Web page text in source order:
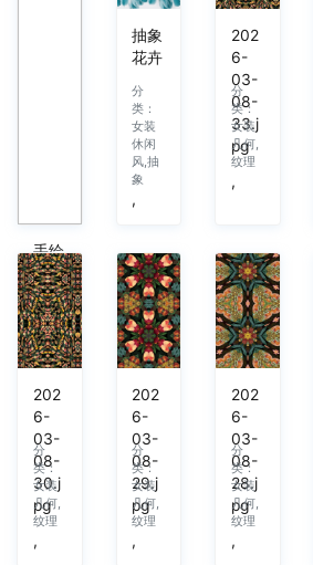
手绘
水彩
分
类：
女装
休闲
,
抽象
花卉
分
类：
女装
休闲
风,抽
象
,
202
6-
03-
08-
33.j
pg
分
类：
女装
几何,
纹理
,
202
6-
03-
08-
30.j
pg
分
类：
女装
几何,
纹理
,
202
6-
03-
08-
29.j
pg
分
类：
女装
几何,
纹理
,
202
6-
03-
08-
28.j
pg
分
类：
女装
几何,
纹理
,